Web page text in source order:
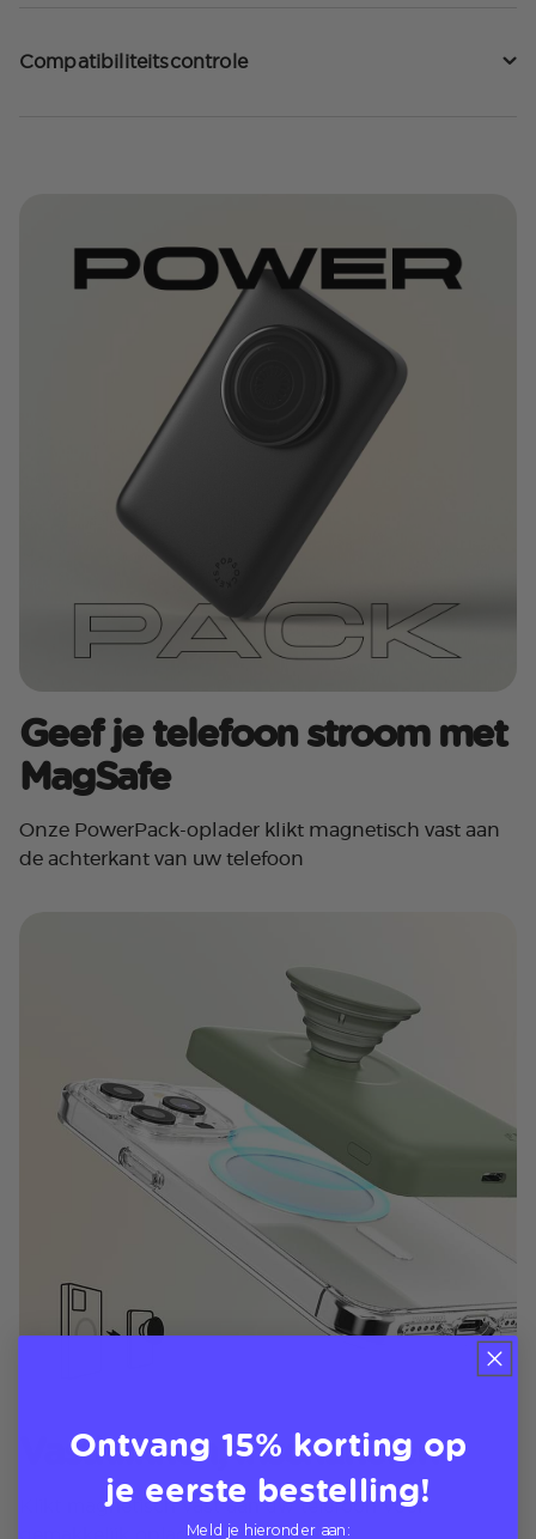
Compatibiliteitscontrole
Geef je telefoon stroom met
MagSafe
Onze PowerPack-oplader klikt magnetisch vast aan
de achterkant van uw telefoon
Vastklikken, inschakelen
Klikt magnetisch vast aan uw telefoon voor
gemakkelijk opladen
Ontvang 15% korting op
je eerste bestelling!
Meld je hieronder aan: